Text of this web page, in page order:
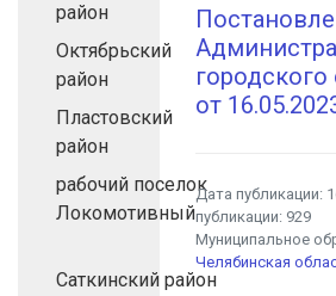
район
Октябрьский
район
Пластовский
район
рабочий поселок
Локомотивный
Саткинский район
от
Дата публикации:
публикации: 929
Муниципальное
Челябинская